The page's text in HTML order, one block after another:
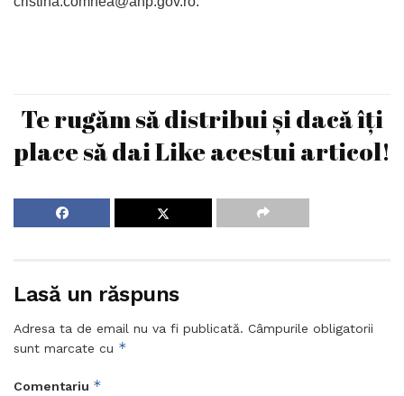
Te rugăm să distribui și dacă îți
place să dai Like acestui articol!
Lasă un răspuns
Adresa ta de email nu va fi publicată. Câmpurile obligatorii
sunt marcate cu *
Comentariu *